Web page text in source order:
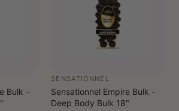
Bulk -
SENSATIONNEL
Sensationnel Empire Bulk -
Deep Body Bulk 18"